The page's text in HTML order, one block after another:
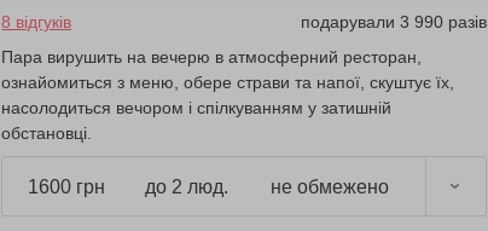
8 відгуків
подарували 3 990 разів
Пара вирушить на вечерю в атмосферний ресторан,
ознайомиться з меню, обере страви та напої, скуштує їх,
насолодиться вечором і спілкуванням у затишній
обстановці.
1600 грн до 2 люд. не обмежено